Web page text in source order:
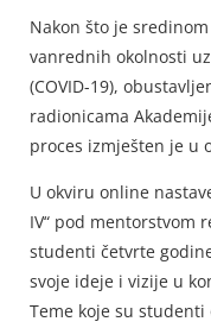
Nakon što je
vanrednih okolnosti
(COVID-19),
radionicama
proces izmješten je u
U okviru online
IV“ pod mentorstvom
studenti četvrte
svoje ideje i vizije u
Teme koje su